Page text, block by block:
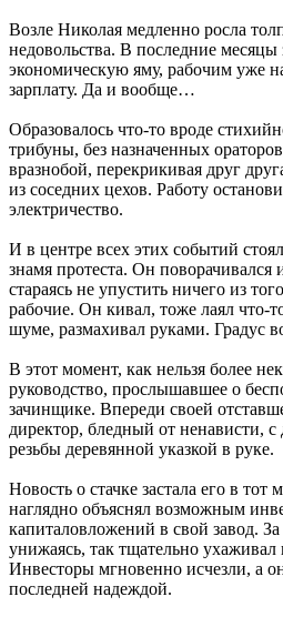
Возле Николая медленно росла
недовольства. В последние месяцы
экономическую яму, рабочим уже
зарплату. Да и вообще…
Образовалось что-то вроде
трибуны, без назначенных
вразнобой, перекрикивая друг
из соседних цехов. Работу
электричество.
И в центре всех этих событий
знамя протеста. Он поворачивался
стараясь не упустить ничего из
рабочие. Он кивал, тоже лаял что-
шуме, размахивал руками. Градус
В этот момент, как нельзя более
руководство, прослышавшее о
зачинщике. Впереди своей
директор, бледный от ненависти,
резьбы деревянной указкой в руке.
Новость о стачке застала его в тот
наглядно объяснял возможным
капиталовложений в свой завод.
унижаясь, так тщательно
Инвесторы мгновенно исчезли, а
последней надеждой.